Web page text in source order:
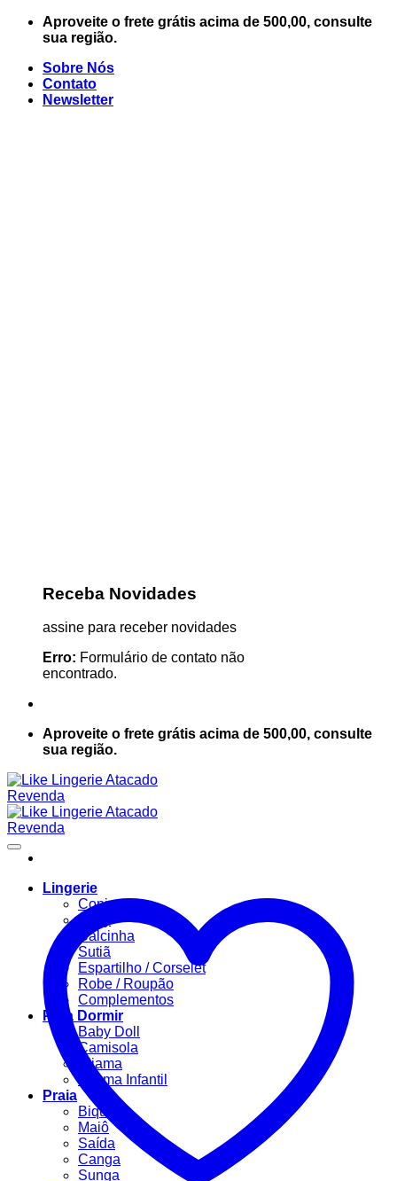
Skip
Aproveite o frete grátis acima de 500,00, consulte
sua região.
Sobre Nós
Contato
Newsletter
Receba Novidades
assine para receber novidades
Erro: Formulário de contato não
encontrado.
Aproveite o frete grátis acima de 500,00, consulte
sua região.
Lingerie
Conjuntos
Body
Calcinha
Sutiã
Espartilho / Corselet
Robe / Roupão
Complementos
Para Dormir
Baby Doll
Camisola
Pijama
Pijama Infantil
Praia
Biquíni
Maiô
Saída
Canga
Sunga